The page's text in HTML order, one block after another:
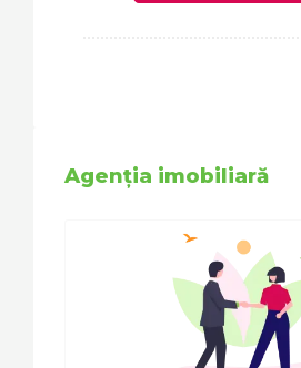
Agenția imobiliară